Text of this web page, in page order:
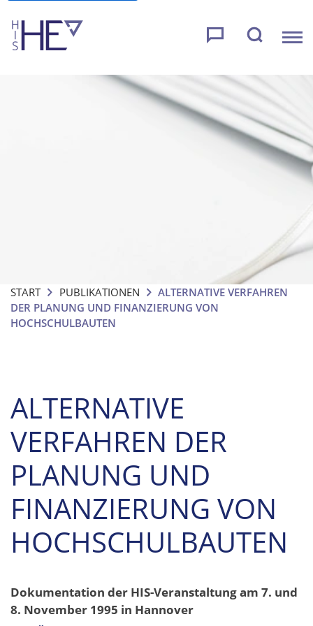
START PUBLIKATIONEN
ALTERNATIVE VERFAHREN
DER PLANUNG UND FINANZIERUNG VON
HOCHSCHULBAUTEN
ALTERNATIVE
VERFAHREN DER
PLANUNG UND
FINANZIERUNG VON
HOCHSCHULBAUTEN
Dokumentation der HIS-Veranstaltung am 7. und
8. November 1995 in Hannover